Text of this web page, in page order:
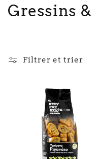
C
Gressins &
Filtrer et trier